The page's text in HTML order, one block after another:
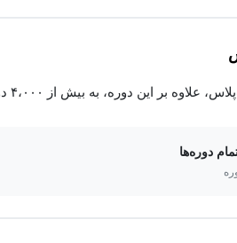
دوره، به بیش از ۴،۰۰۰ دوره دیگر دسترسی خواهید داشت.
دوره‌ها